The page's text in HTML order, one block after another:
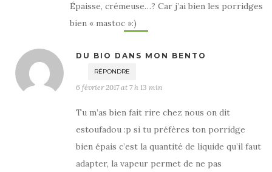
Épaisse, crémeuse…? Car j’ai bien les porridges
bien « mastoc »:)
DU BIO DANS MON BENTO
RÉPONDRE
6 février 2017 at 7 h 13 min
Tu m’as bien fait rire chez nous on dit
estoufadou :p si tu préfères ton porridge
bien épais c’est la quantité de liquide qu’il faut
adapter, la vapeur permet de ne pas